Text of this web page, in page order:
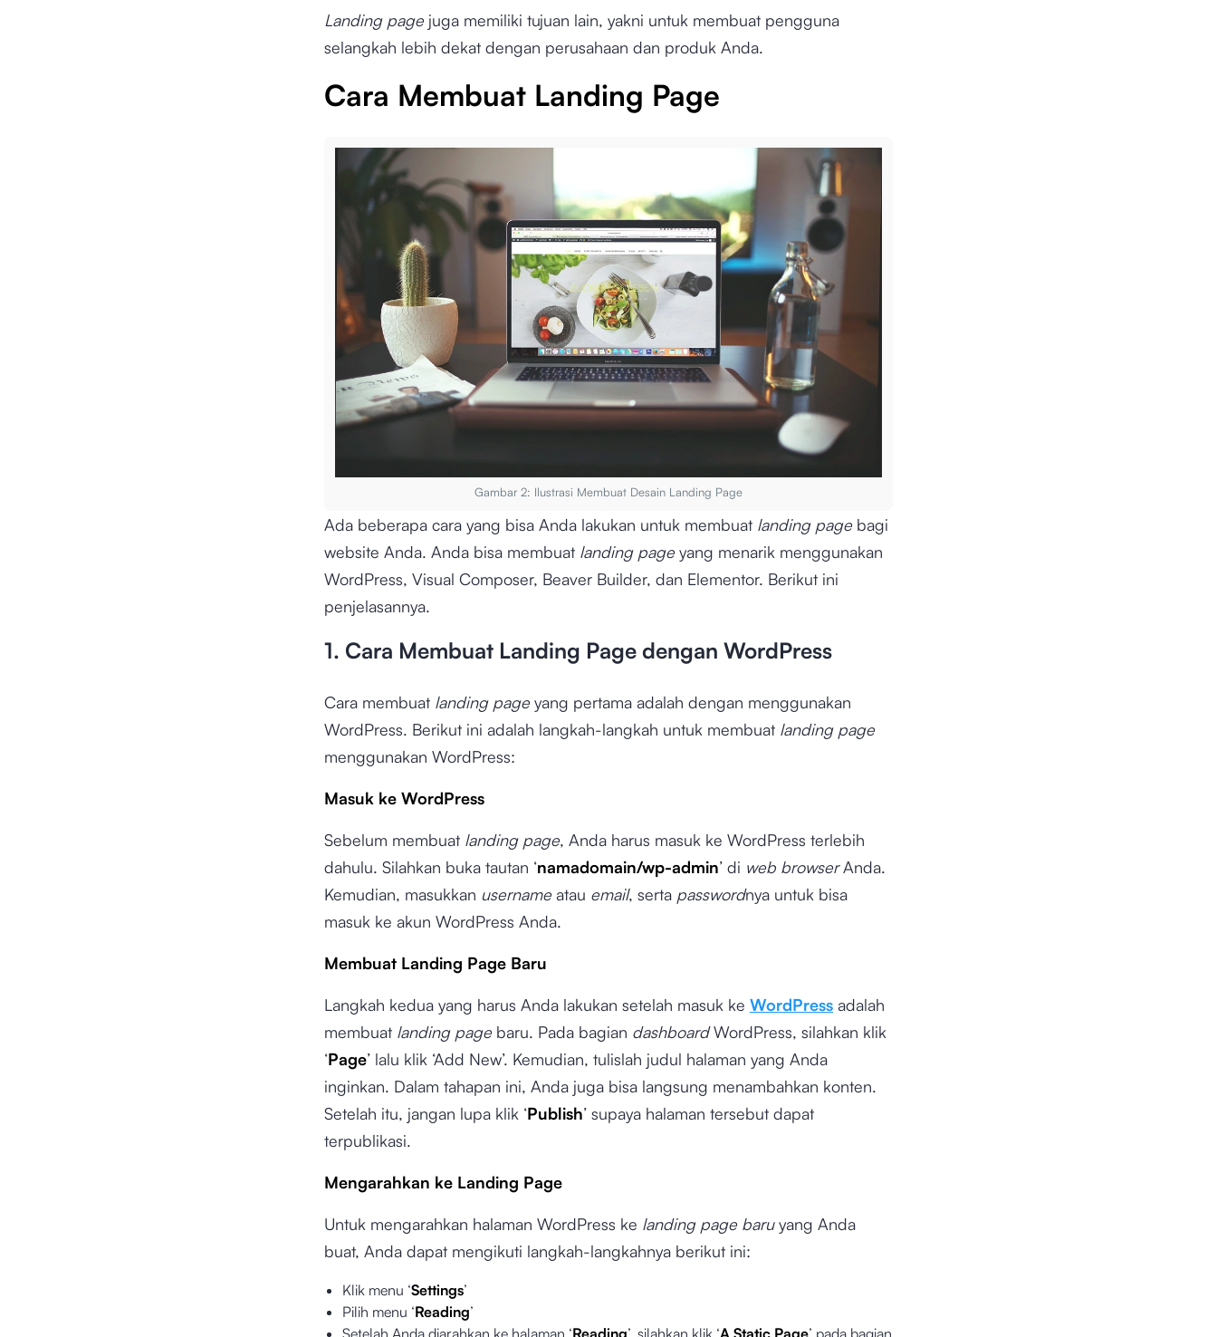
Landing pagejuga memiliki tujuan lain, yakni untuk membuat pengguna
selangkah lebih dekat dengan perusahaan dan produk Anda.
Cara Membuat Landing Page
Gambar 2: Ilustrasi Membuat Desain Landing Page
Ada beberapa cara yang bisa Anda lakukan untuk membuat landing pagebagi
website Anda. Anda bisa membuat landing pageyang menarik menggunakan
WordPress, Visual Composer, Beaver Builder, dan Elementor. Berikut ini
penjelasannya.
1. Cara Membuat Landing Page dengan WordPress
Cara membuat landing pageyang pertama adalah dengan menggunakan
WordPress. Berikut ini adalah langkah-langkah untuk membuat landing page
menggunakan WordPress:
Masuk ke WordPress
Sebelum membuatlanding page, Anda harus masuk ke WordPress terlebih
dahulu. Silahkan buka tautan ‘namadomain/wp-admin’ di web browserAnda.
Kemudian, masukkan usernameatau email, serta passwordnya untuk bisa
masuk ke akun WordPress Anda.
Membuat Landing Page Baru
Langkah kedua yang harus Anda lakukan setelah masuk ke WordPressadalah
membuat landing pagebaru. Pada bagian dashboardWordPress, silahkan klik
‘Page’ lalu klik ‘Add New’. Kemudian, tulislah judul halaman yang Anda
inginkan. Dalam tahapan ini, Anda juga bisa langsung menambahkan konten.
Setelah itu, jangan lupa klik ‘Publish’ supaya halaman tersebut dapat
terpublikasi.
Mengarahkan ke Landing Page
Untuk mengarahkan halaman WordPress ke landing page baruyang Anda
buat, Anda dapat mengikuti langkah-langkahnya berikut ini:
Klik menu ‘Settings’
Pilih menu ‘Reading’